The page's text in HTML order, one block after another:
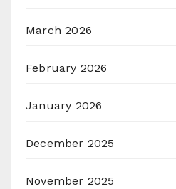
March 2026
February 2026
January 2026
December 2025
November 2025